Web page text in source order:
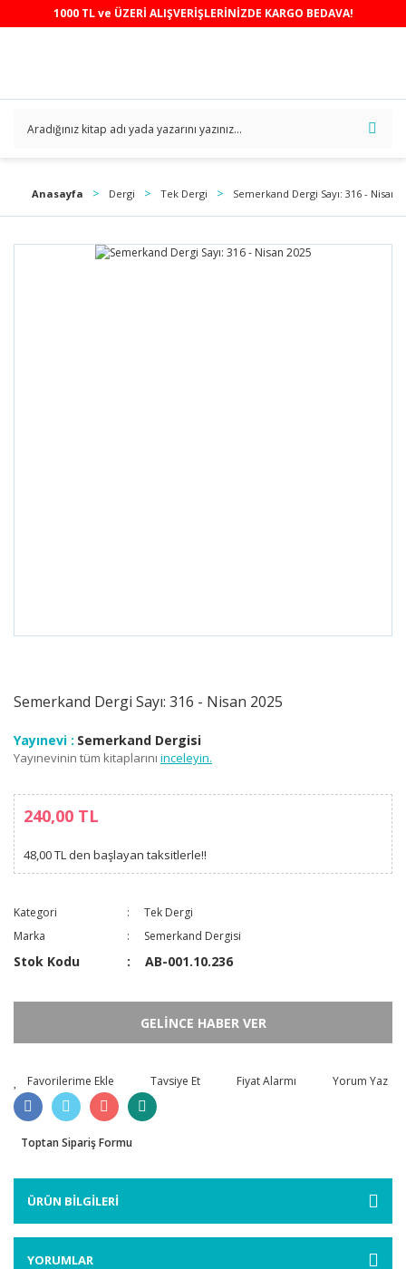
1000 TL ve ÜZERİ ALIŞVERİŞLERİNİZDE KARGO BEDAVA!
Anasayfa Dergi Tek Dergi Semerkand Dergi Sayı: 316 - Nisan
Semerkand Dergi Sayı: 316 - Nisan 2025
Yayınevi : Semerkand Dergisi
Yayınevinin tüm kitaplarını inceleyin.
240,00 TL
48,00 TL den başlayan taksitlerle!!
Kategori
Tek Dergi
Marka
Semerkand Dergisi
Stok Kodu AB-001.10.236
GELİNCE HABER VER
Tavsiye Et Fiyat Alarmı Yorum Yaz
Toptan Sipariş Formu
ÜRÜN BİLGİLERİ
YORUMLAR